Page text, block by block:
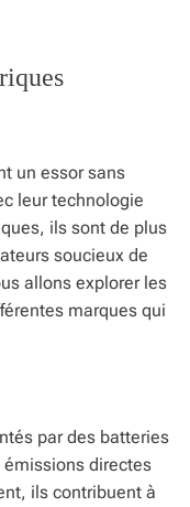
un essor sans
leur technologie
ils sont de plus
soucieux de
allons explorer les
marques qui
par des batteries
directes
ils contribuent à